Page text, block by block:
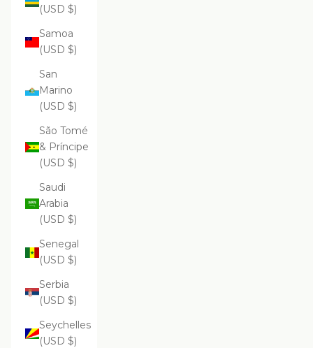
(USD $)
Samoa
(USD $)
San
Marino
(USD $)
São Tomé
& Príncipe
(USD $)
Saudi
Arabia
(USD $)
Senegal
(USD $)
Serbia
(USD $)
Seychelles
(USD $)